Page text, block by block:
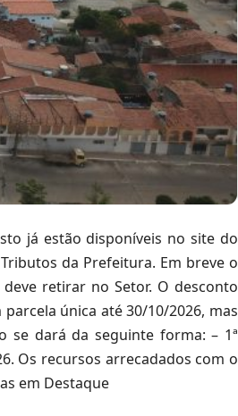
já estão disponíveis no site do
da Prefeitura. Em breve o
retirar no Setor. O desconto
única até 30/10/2026, mas
se dará da seguinte forma: – 1ª
Os recursos arrecadados com o
em Destaque